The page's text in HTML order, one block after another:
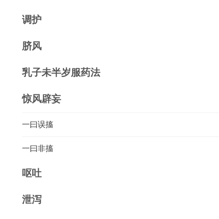
调护
脐风
乳子未半岁服药法
惊风辟妄
一曰误搐
一曰非搐
呕吐
泄泻